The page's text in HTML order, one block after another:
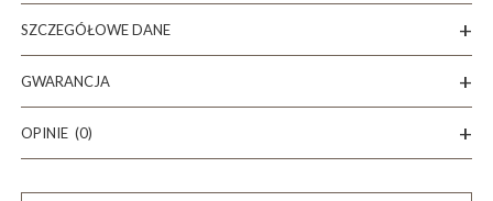
SZCZEGÓŁOWE DANE
GWARANCJA
OPINIE (0)